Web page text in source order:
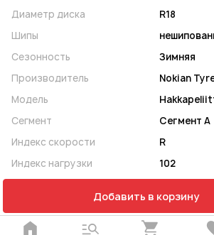
Диаметр диска
R18
Шипы
Сезонность
Зимняя
Производитель
Nokian
Модель
Сегмент
Сегмент A
Индекс скорости
R
Индекс нагрузки
102
Добавить в корзину